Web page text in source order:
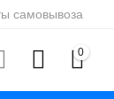
самовывоза
0